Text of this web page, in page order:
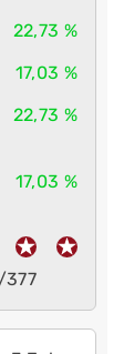
22,73 %
17,03 %
22,73 %
17,03 %
377